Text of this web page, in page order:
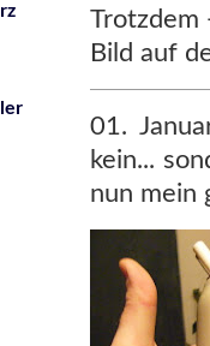
Trotzdem
Bild auf
01.
kein...
nun mein